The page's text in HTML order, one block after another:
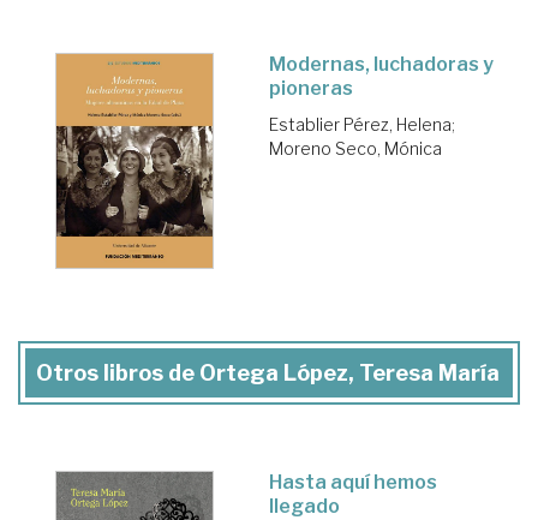
Modernas, luchadoras y
pioneras
Establier Pérez, Helena;
Moreno Seco, Mónica
Otros libros de Ortega López, Teresa María
Hasta aquí hemos
llegado